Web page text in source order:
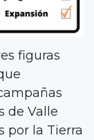
figuras
de Valle
por la Tierra